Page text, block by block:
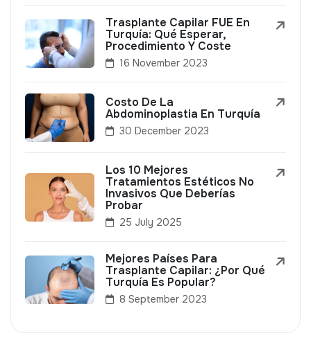
Trasplante Capilar FUE En
Turquía: Qué Esperar,
Procedimiento Y Coste
16 November 2023
Costo De La
Abdominoplastia En Turquía
30 December 2023
Los 10 Mejores
Tratamientos Estéticos No
Invasivos Que Deberías
Probar
25 July 2025
Mejores Países Para
Trasplante Capilar: ¿Por Qué
Turquía Es Popular?
8 September 2023